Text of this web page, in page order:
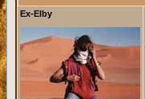
Ex-Elby